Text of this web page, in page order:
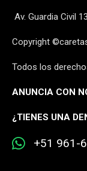
Av. Guardia Civil
Copyright
Todos los
ANUNCIA CON
¿TIENES UNA
+51 961-